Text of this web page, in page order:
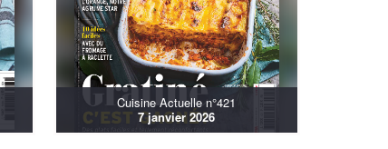
Cuisine Actuelle n°421
7 janvier 2026